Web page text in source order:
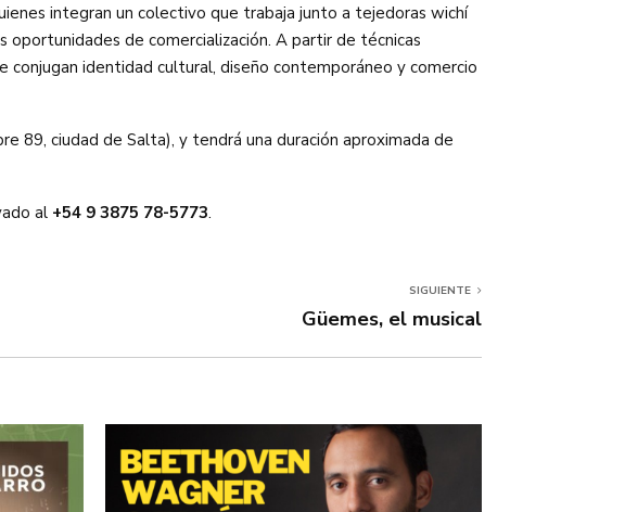
integran un colectivo que trabaja junto a tejedoras wichí
de comercialización. A partir de técnicas
identidad cultural, diseño contemporáneo y comercio
89, ciudad de Salta), y tendrá una duración aproximada de
al +54 9 3875 78-5773.
SIGUIENTE
Güemes, el musical